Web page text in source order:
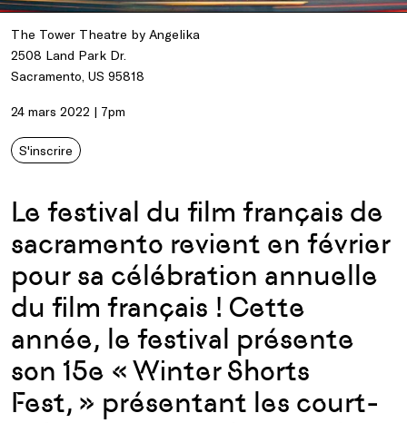
The Tower Theatre by Angelika
2508 Land Park Dr.
Sacramento, US 95818
24 mars 2022 | 7pm
S'inscrire
Le festival du film français de
sacramento revient en février
pour sa célébration annuelle
du film français ! Cette
année, le festival présente
son 15e « Winter Shorts
Fest, » présentant les court-